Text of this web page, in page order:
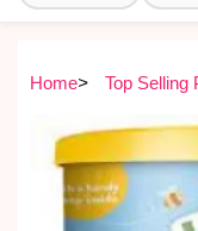
Home> Top Selling